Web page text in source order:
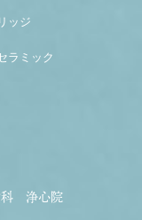
ッジ
ラミック
科 浄心院